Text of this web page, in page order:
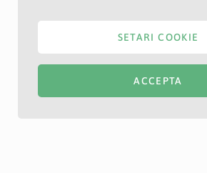
ACCEPTA
SETARI COOKIE